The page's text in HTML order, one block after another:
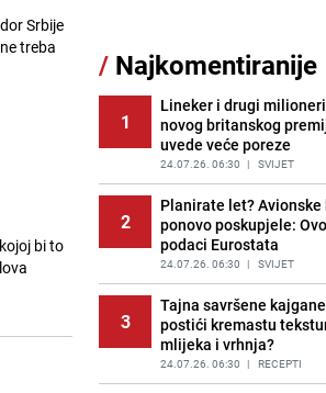
Srbije
treba
bi to
jednostavan desert bez
12
Pojavili su vam se mravi
brige, ovo su najbolji
riješite
PRIJE 2 DANA | ŽIVOT I STIL
13
Kako izgleda travnjak
Koševo nakon tri
Merlina
PRIJE 2 DANA | FOTO
14
Tajna savršenog
ajvara: Stari recept za
bogat okus
PRIJE 1 DAN | RECEPTI
/ Najkomentiranije
1
Lineker i drugi
novog britanskog
uvede veće poreze
24.07.26. 06:30 | SVIJET
2
Planirate let? Avionske
ponovo poskupjele:
podaci Eurostata
24.07.26. 06:30 | SVIJET
3
Tajna savršene
postići kremastu
mlijeka i vrhnja?
24.07.26. 06:30 | RECEPTI